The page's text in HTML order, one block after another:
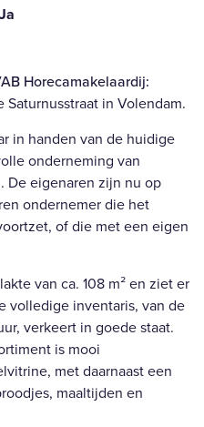
Ja
Horecamakelaardij:
in Volendam.
in handen van de huidige
onderneming van
De eigenaren zijn nu op
ondernemer die het
of die met een eigen
van ca. 108 m² en ziet er
volledige inventaris, van de
verkeert in goede staat.
is mooi
met daarnaast een
maaltijden en